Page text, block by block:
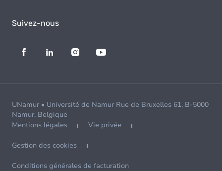
Suivez-nous
UNamur • Université de Namur Rue de Bruxelles 61, B-5000
Namur, Belgique
Mentions légales
Vie privée
Gestion des cookies
Conditions générales de facturation